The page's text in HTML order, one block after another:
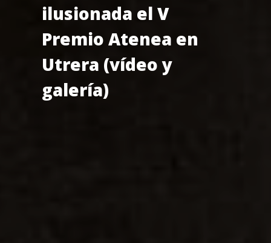
ilusionada el V
Premio Atenea en
Utrera (vídeo y
galería)